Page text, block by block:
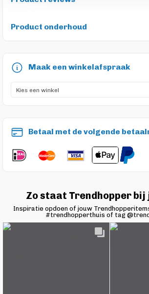
Product onderhoud
Maak een winkelafspraak
Betaal met de volgende
Zo staat Trendhopper bij
Inspiratie opdoen of jouw
#trendhopperthuis of tag